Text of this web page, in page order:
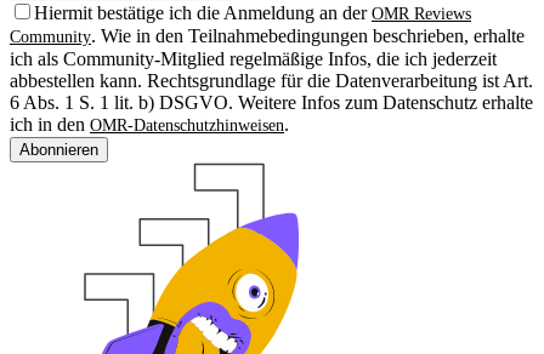
Hiermit bestätige ich die Anmeldung an der OMR Reviews
Community. Wie in den Teilnahmebedingungen beschrieben, erhalte
ich als Community-Mitglied regelmäßige Infos, die ich jederzeit
abbestellen kann. Rechtsgrundlage für die Datenverarbeitung ist Art.
6 Abs. 1 S. 1 lit. b) DSGVO. Weitere Infos zum Datenschutz erhalte
ich in den OMR-Datenschutzhinweisen.
Abonnieren